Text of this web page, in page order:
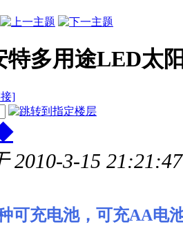
特多用途LED太
]
2010-3-15 21:21:47
可充电池，可充AA电